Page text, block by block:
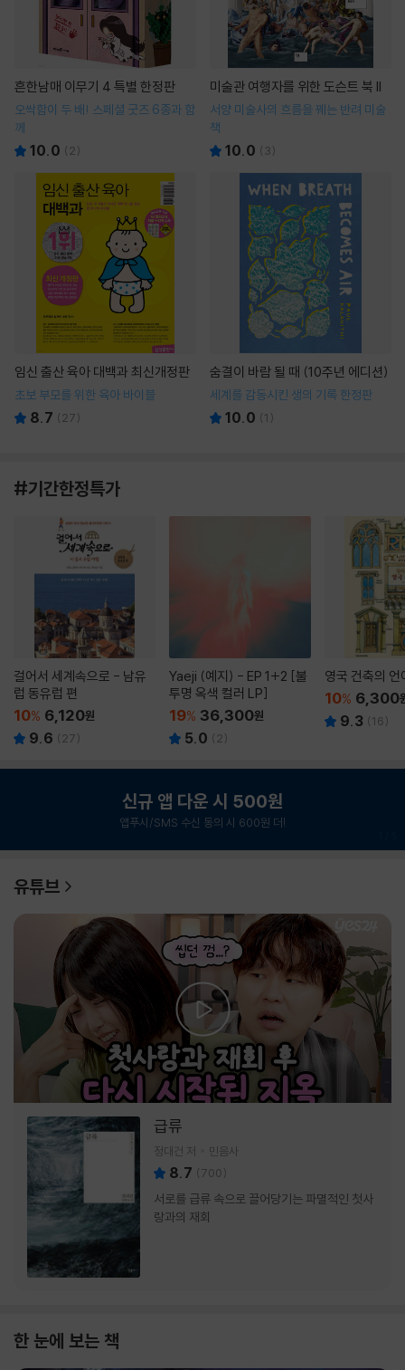
흔한남매 이무기 4 특별 한정판
오싹함이 두 배! 스페셜 굿즈 6종과 함
께
10.0 ( 2)
미술관 여행자를 위한 도슨트 북 II
서양 미술사의 흐름을 꿰는 반려 미술
책
10.0 ( 3)
임신 출산 육아 대백과 최신개정판
초보 부모를 위한 육아 바이블
8.7 ( 27)
숨결이 바람 될 때 (10주년 에디션)
세계를 감동시킨 생의 기록 한정판
10.0 (1 )
#기간한정특가
걸어서 세계속으로 - 남유
럽 동유럽 편
10% 6,120원
9.6 ( 27)
Yaeji (예지) - EP 1+2 [불
투명 옥색 컬러 LP]
19% 36,300원
5.0 ( 2)
영국 건축의 언
10% 6,300
9.3 (16)
신규 앱 다운 시 500원
앱푸시/SMS 수신 동의 시 600원 더!
유튜브
급류
정대건 저 민음사
8.7 (700)
서로를 급류 속으로 끌어당기는 파멸적인 첫사
랑과의 재회
한 눈에 보는 책